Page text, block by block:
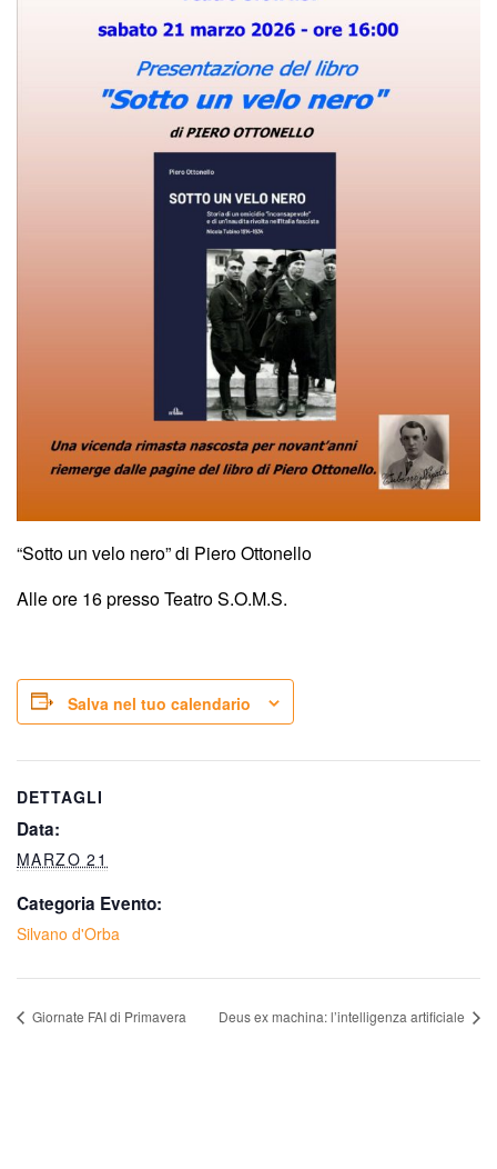
“Sotto un velo nero” di Piero Ottonello
Alle ore 16 presso Teatro S.O.M.S.
Salva nel tuo calendario
DETTAGLI
Data:
MARZO 21
Categoria Evento:
Silvano d'Orba
Giornate FAI di Primavera Deus ex machina: l’intelligenza artificiale